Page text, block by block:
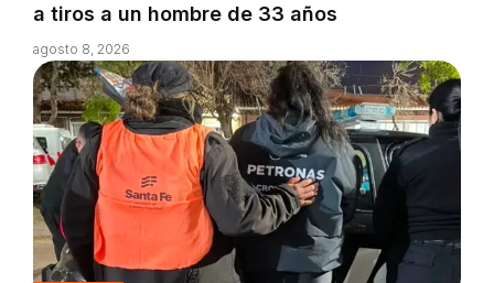
a tiros a un hombre de 33 años
agosto 8, 2026